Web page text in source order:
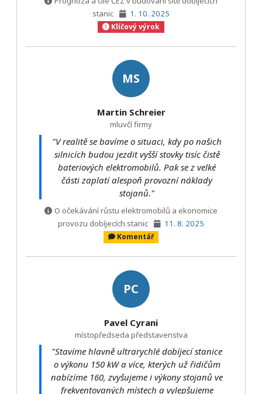
stanic
1. 10. 2025
Klíčový výrok
MS
Martin Schreier
mluvčí firmy
"V realitě se bavíme o situaci, kdy po našich
silnicích budou jezdit vyšší stovky tisíc čistě
bateriových elektromobilů. Pak se z velké
části zaplatí alespoň provozní náklady
stojanů."
O očekávání růstu elektromobilů a ekonomice
provozu dobíjecích stanic
11. 8. 2025
Komentář
PC
Pavel Cyrani
místopředseda představenstva
"Stavíme hlavně ultrarychlé dobíjecí stanice
o výkonu 150 kW a více, kterých už řidičům
nabízíme 160, zvyšujeme i výkony stojanů ve
frekventovaných místech a vylepšujeme